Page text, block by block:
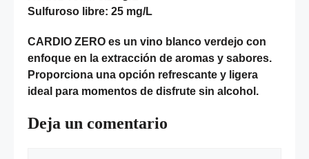
Sulfuroso libre: 25 mg/L
CARDIO ZERO es un vino blanco verdejo con
enfoque en la extracción de aromas y sabores.
Proporciona una opción refrescante y ligera
ideal para momentos de disfrute sin alcohol.
Deja un comentario